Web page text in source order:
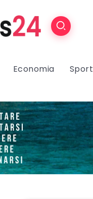
Economia Sport